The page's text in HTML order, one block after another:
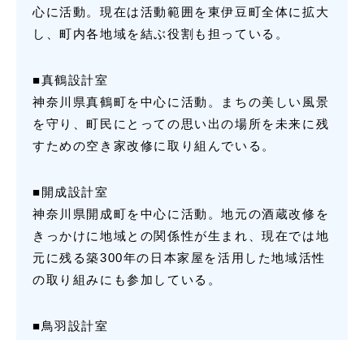
心に活動。現在は活動範囲を東伊豆町全体に拡大
し、町内各地域を結ぶ役割も担っている。
■真鶴設計室
神奈川県真鶴町を中心に活動。まちの美しい風景
を守り、町民にとっての思い出の場所を未来に残
すための空き家改修に取り組んでいる。
■開成設計室
神奈川県開成町を中心に活動。地元の酒蔵改修を
きっかけに地域との関係性が生まれ、現在では地
元に残る築300年の日本家屋を活用した地域活性
の取り組みにも参加している。
■鳥羽設計室